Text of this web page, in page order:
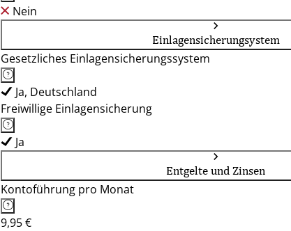
Nein
Einlagensicherungsystem
Gesetzliches Einlagensicherungssystem
Ja, Deutschland
Freiwillige Einlagensicherung
Ja
Entgelte und Zinsen
Kontoführung pro Monat
9,95 €